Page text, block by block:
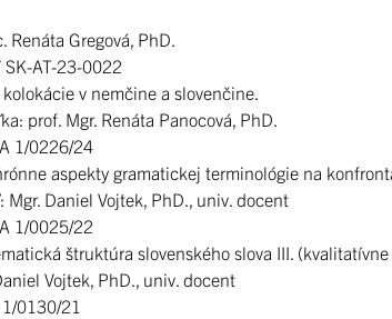
Renáta Gregová, PhD.
AT-23-0022
v nemčine a slovenčine.
prof. Mgr. Renáta Panocová, PhD.
1/0226/24
aspekty gramatickej terminológie na
Mgr. Daniel Vojtek, PhD., univ. docent
1/0025/22
štruktúra slovenského slova III.
Vojtek, PhD., univ. docent
0130/21